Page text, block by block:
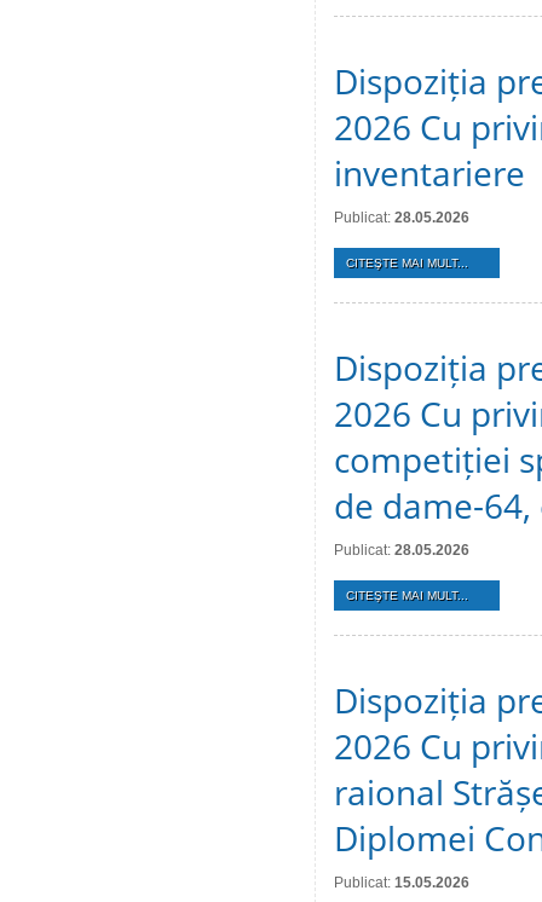
Dispoziția
2026 Cu
inventariere
Publicat: 28.05.2026
CITEŞTE MAI MULT...
Dispoziția
2026 Cu
competiției
de dame-64,
Publicat: 28.05.2026
CITEŞTE MAI MULT...
Dispoziția
2026 Cu
raional
Diplomei
Publicat: 15.05.2026